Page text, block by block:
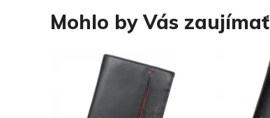
Mohlo by Vás zaujímať